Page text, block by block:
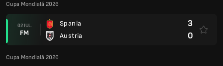
Cupa Mondială 2026
02 IUL.
FM
Spania
Austria
3
0
Cupa Mondială 2026